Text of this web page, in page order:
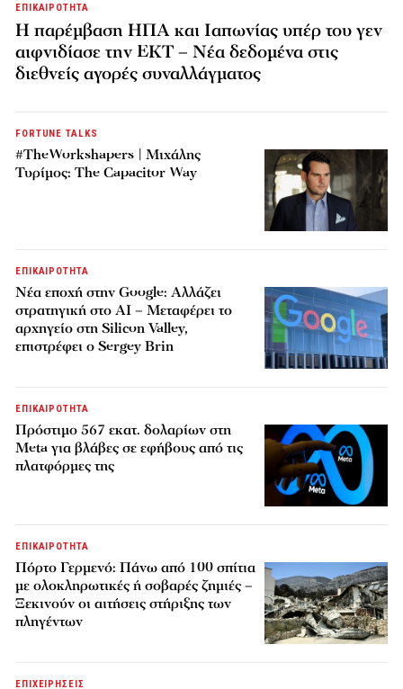
ΕΠΙΚΑΙΡΟΤΗΤΑ
Η παρέμβαση ΗΠΑ και Ιαπωνίας υπέρ του γεν
αιφνιδίασε την ΕΚΤ – Νέα δεδομένα στις
διεθνείς αγορές συναλλάγματος
FORTUNE TALKS
#TheWorkshapers | Μιχάλης
Τυρίμος: The Capacitor Way
ΕΠΙΚΑΙΡΟΤΗΤΑ
Νέα εποχή στην Google: Αλλάζει
στρατηγική στο AI – Μεταφέρει το
αρχηγείο στη Silicon Valley,
επιστρέφει ο Sergey Brin
ΕΠΙΚΑΙΡΟΤΗΤΑ
Πρόστιμο 567 εκατ. δολαρίων στη
Meta για βλάβες σε εφήβους από τις
πλατφόρμες της
ΕΠΙΚΑΙΡΟΤΗΤΑ
Πόρτο Γερμενό: Πάνω από 100 σπίτια
με ολοκληρωτικές ή σοβαρές ζημιές –
Ξεκινούν οι αιτήσεις στήριξης των
πληγέντων
ΕΠΙΧΕΙΡΗΣΕΙΣ